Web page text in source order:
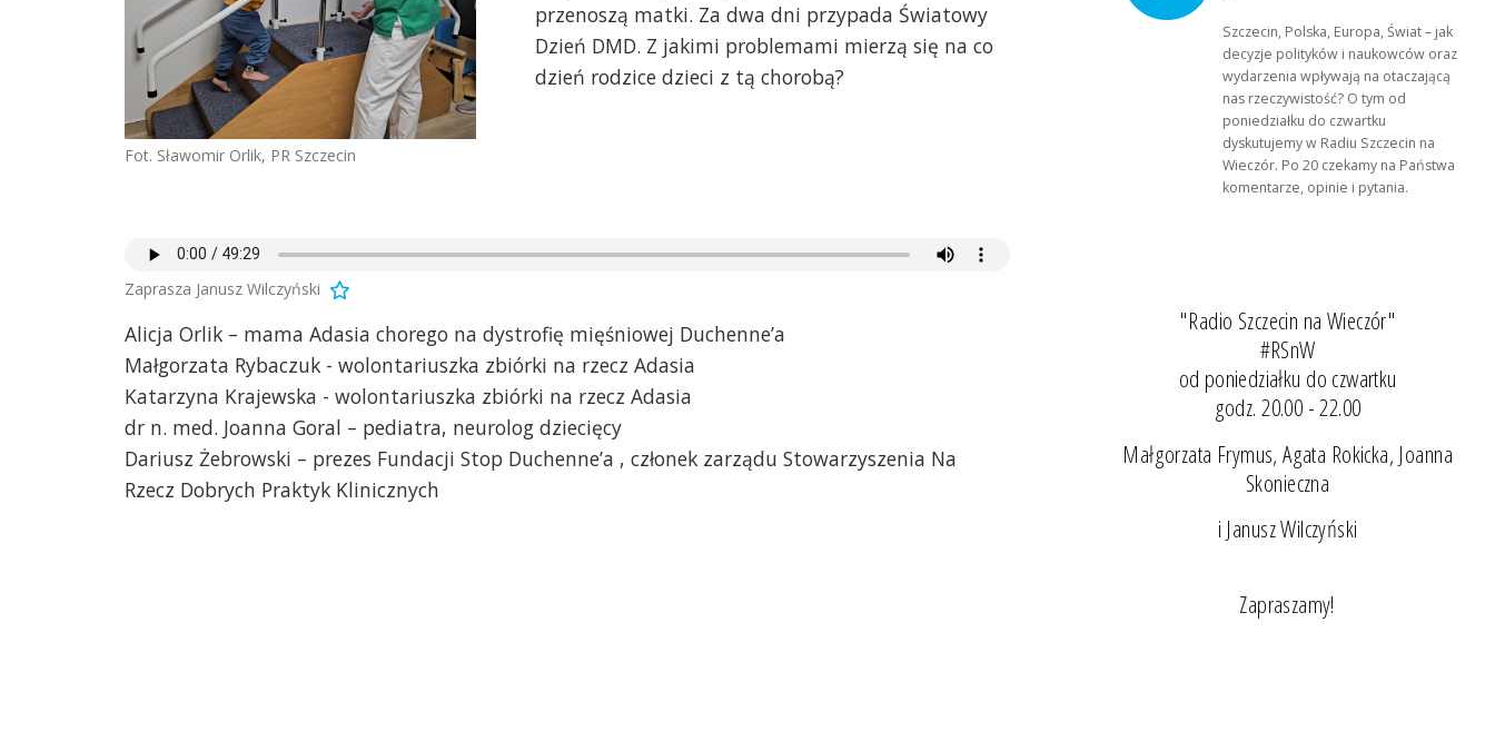
Fot. Sławomir Orlik, PR Szczecin
przenoszą matki. Za dwa dni przypada Światowy
Dzień DMD. Z jakimi problemami mierzą się na co
dzień rodzice dzieci z tą chorobą?
Zaprasza Janusz Wilczyński
Alicja Orlik – mama Adasia chorego na dystrofię mięśniowej Duchenne’a
Małgorzata Rybaczuk - wolontariuszka zbiórki na rzecz Adasia
Katarzyna Krajewska - wolontariuszka zbiórki na rzecz Adasia
dr n. med. Joanna Goral – pediatra, neurolog dziecięcy
Dariusz Żebrowski – prezes Fundacji Stop Duchenne’a , członek zarządu Stowarzyszenia Na
Rzecz Dobrych Praktyk Klinicznych
Szczecin, Polska, Europa, Świat – jak
decyzje polityków i naukowców oraz
wydarzenia wpływają na otaczającą
nas rzeczywistość? O tym od
poniedziałku do czwartku
dyskutujemy w Radiu Szczecin na
Wieczór. Po 20 czekamy na Państwa
komentarze, opinie i pytania.
"Radio Szczecin na Wieczór"
#RSnW
od poniedziałku do czwartku
godz. 20.00 - 22.00
Małgorzata Frymus, Agata Rokicka, Joanna
Skonieczna
i Janusz Wilczyński
Zapraszamy!